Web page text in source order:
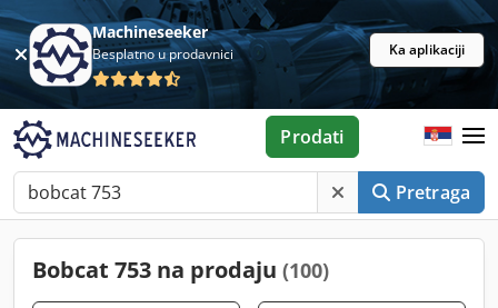
Machineseeker
Besplatno u prodavnici Ka aplikaciji
Pretraga
Prodati
Bobcat 753 na prodaju (100)